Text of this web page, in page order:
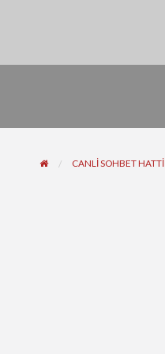
CANLI SOHBET HATTI